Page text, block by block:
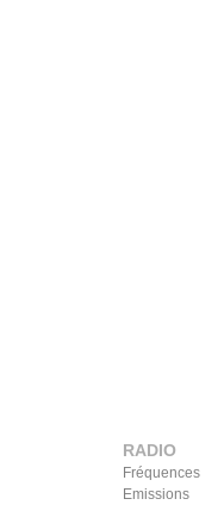
RADIO
Fréquences
Emissions